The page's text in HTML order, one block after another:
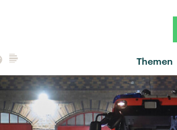
Themen